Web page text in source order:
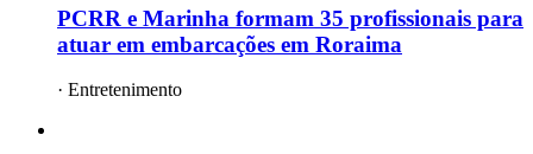
PCRR e Marinha formam 35 profissionais para
atuar em embarcações em Roraima
· Entretenimento